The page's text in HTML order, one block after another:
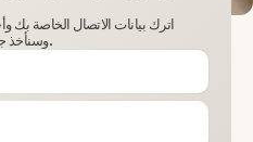
اترك بيانات الاتصال الخاصة بك
وسنأخذ جميع التفاصيل في الاعتبار أثناء البحث.